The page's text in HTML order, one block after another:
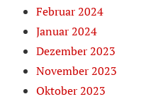
Februar 2024
Januar 2024
Dezember 2023
November 2023
Oktober 2023